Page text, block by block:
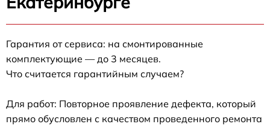
Гарантия от сервиса: на смонтированные
комплектующие — до 3 месяцев.
Что считается гарантийным случаем?
Для работ: Повторное проявление дефекта, который
прямо обусловлен с качеством проведенного ремонта